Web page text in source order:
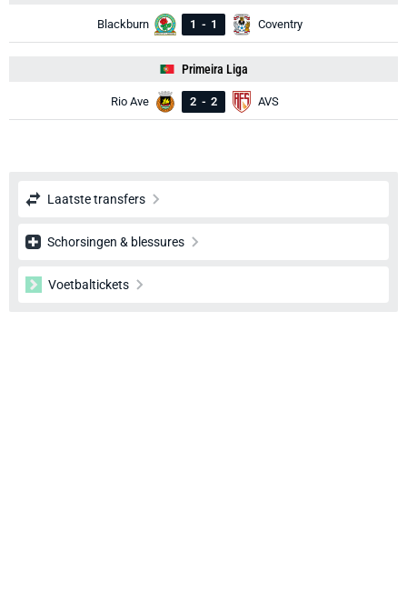
Blackburn 1 - 1 Coventry
Primeira Liga
Rio Ave 2 - 2 AVS
Laatste transfers
Schorsingen & blessures
Voetbaltickets